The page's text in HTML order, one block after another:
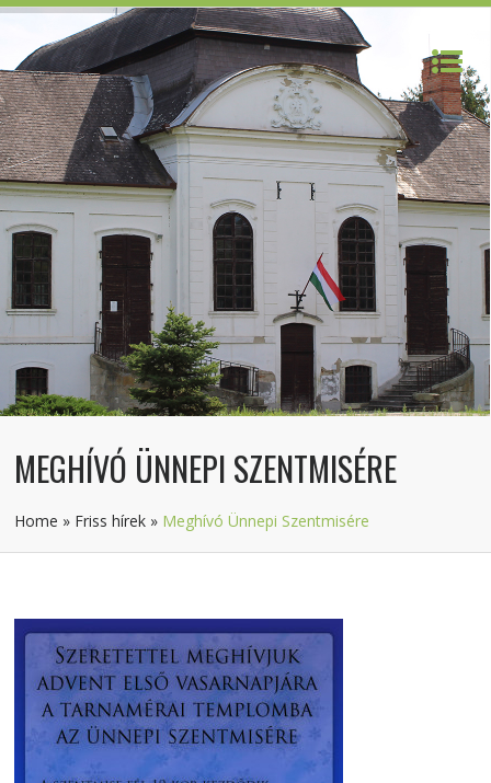
MEGHÍVÓ ÜNNEPI SZENTMISÉRE
Home » Friss hírek » Meghívó Ünnepi Szentmisére